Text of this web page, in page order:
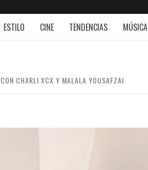
ESTILO CINE TENDENCIAS MÚSICA
CHARLI XCX Y MALALA YOUSAFZAI